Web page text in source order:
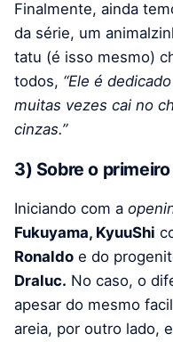
Finalmente, ainda
da série, um
tatu (é isso mesmo)
todos, “Ele é
muitas vezes cai no
cinzas.”
3) Sobre o
Iniciando com a
Fukuyama, KyuuShi
Ronaldo e do
Draluc. No caso, o
apesar do mesmo
areia, por outro lado,